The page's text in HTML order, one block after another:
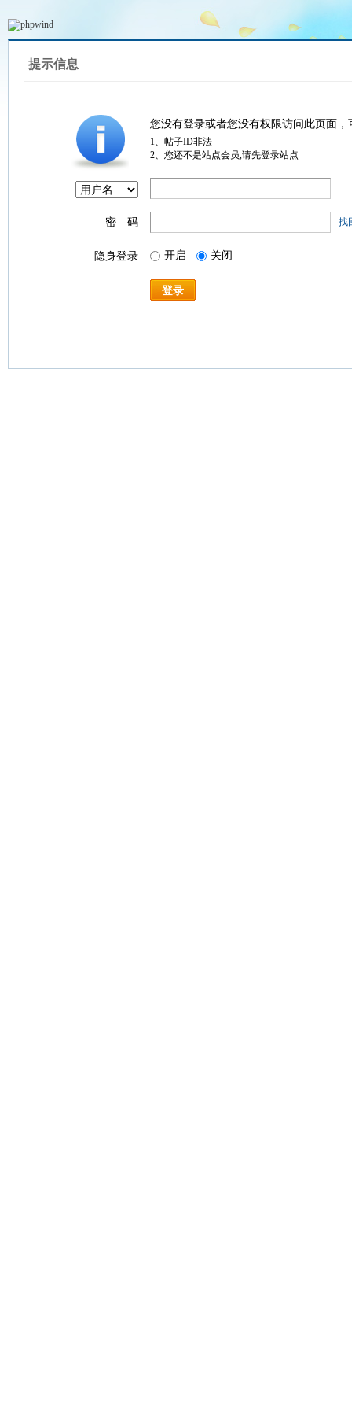
提示信息
您没有登录或者您没有权限访问此页面
1、帖子ID非法
2、您还不是站点会员,请先登录站点
密 码 找
隐身登录 开启 关闭
登录